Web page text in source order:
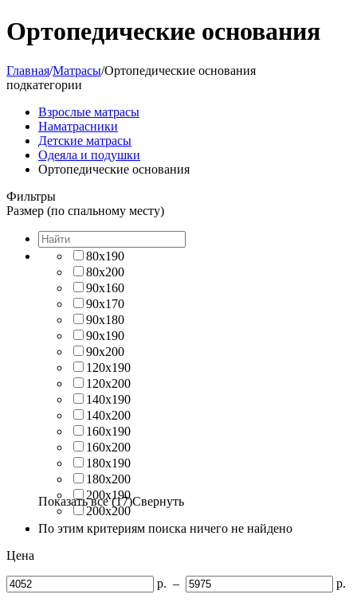
Ортопедические основания
Главная/Матрасы/Ортопедические основания
подкатегории
Взрослые матрасы
Наматрасники
Детские матрасы
Одеяла и подушки
Ортопедические основания
Фильтры
Размер (по спальному месту)
80х190
80х200
90х160
90х170
90х180
90х190
90х200
120х190
120х200
140х190
140х200
160х190
160х200
180х190
180х200
200х190
200х200
Показать все (17)Свернуть
По этим критериям поиска ничего не найдено
Цена
р. – р.